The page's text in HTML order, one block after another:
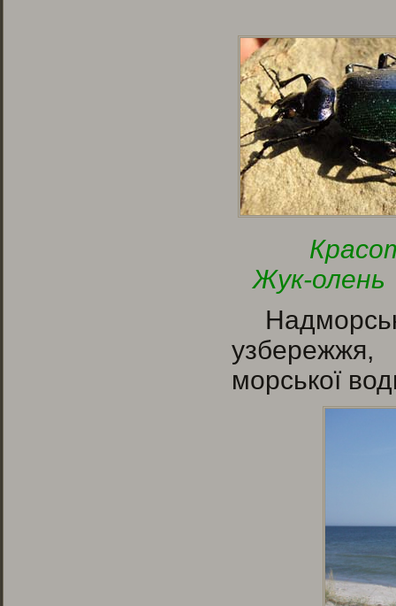
Жук-олень
узбережжя,
морської